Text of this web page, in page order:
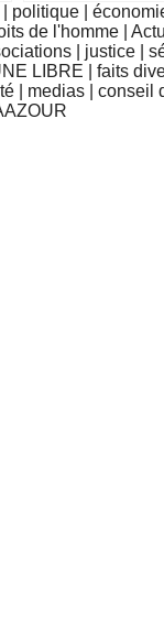
politique
de l'homme |
justice
LIBRE
faits
medias |conseil